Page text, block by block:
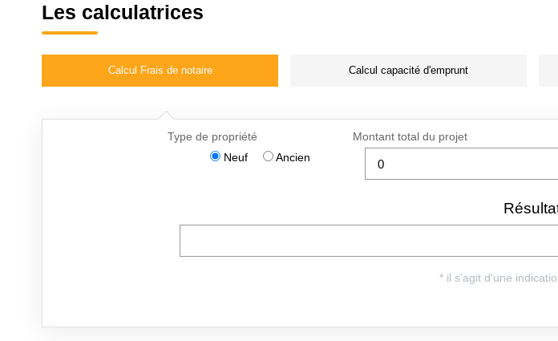
Les calculatrices
Calcul Frais de notaire Calcul capacité d'emprunt